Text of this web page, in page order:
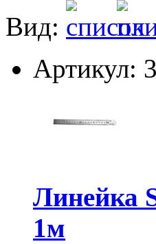
Вид:
Артикул:
Линейка
1м